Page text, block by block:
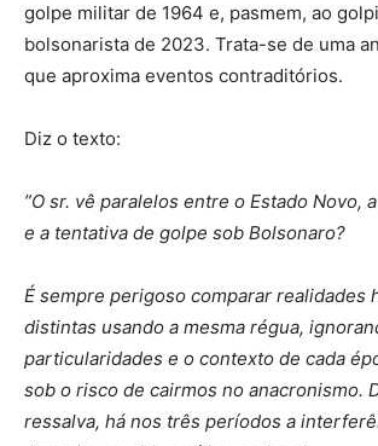
golpe militar de 1964 e, pasmem, ao
bolsonarista de 2023. Trata-se de uma
que aproxima eventos contraditórios.
Diz o texto:
⁠”O sr. vê paralelos entre o Estado Novo,
e a tentativa de golpe sob Bolsonaro?
É sempre perigoso comparar realidades
distintas usando a mesma régua,
particularidades e o contexto de cada
sob o risco de cairmos no anacronismo.
ressalva, há nos três períodos a